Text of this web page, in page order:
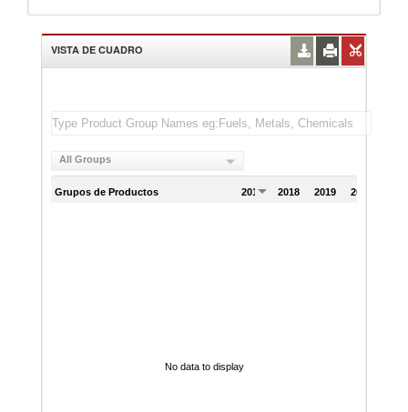
VISTA DE CUADRO
All Groups
Grupos de Productos 2017 2018 2019 2020
No data to display